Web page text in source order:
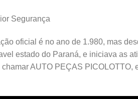
Segurança
oficial é no ano de 1.980, mas
estado do Paraná, e iniciava as
AUTO PEÇAS